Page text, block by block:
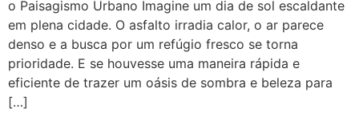
o Paisagismo Urbano Imagine um dia de sol escaldante
em plena cidade. O asfalto irradia calor, o ar parece
denso e a busca por um refúgio fresco se torna
prioridade. E se houvesse uma maneira rápida e
eficiente de trazer um oásis de sombra e beleza para
[…]